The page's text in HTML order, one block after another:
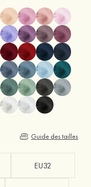
Guide des tailles
EU32